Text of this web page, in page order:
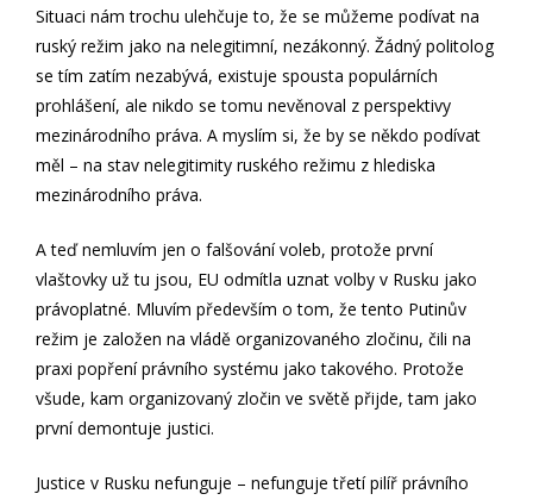
Situaci nám trochu ulehčuje to, že se můžeme podívat na
ruský režim jako na nelegitimní, nezákonný. Žádný politolog
se tím zatím nezabývá, existuje spousta populárních
prohlášení, ale nikdo se tomu nevěnoval z perspektivy
mezinárodního práva. A myslím si, že by se někdo podívat
měl – na stav nelegitimity ruského režimu z hlediska
mezinárodního práva.
A teď nemluvím jen o falšování voleb, protože první
vlaštovky už tu jsou, EU odmítla uznat volby v Rusku jako
právoplatné. Mluvím především o tom, že tento Putinův
režim je založen na vládě organizovaného zločinu, čili na
praxi popření právního systému jako takového. Protože
všude, kam organizovaný zločin ve světě přijde, tam jako
první demontuje justici.
Justice v Rusku nefunguje – nefunguje třetí pilíř právního